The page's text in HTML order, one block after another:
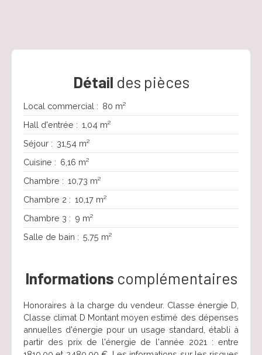
Détail des pièces
Local commercial : 80 m²
Hall d'entrée : 1,04 m²
Séjour : 31,54 m²
Cuisine : 6,16 m²
Chambre : 10,73 m²
Chambre 2 : 10,17 m²
Chambre 3 : 9 m²
Salle de bain : 5,75 m²
Informations complémentaires
Honoraires à la charge du vendeur. Classe énergie D,
Classe climat D Montant moyen estimé des dépenses
annuelles d'énergie pour un usage standard, établi à
partir des prix de l'énergie de l'année 2021 : entre